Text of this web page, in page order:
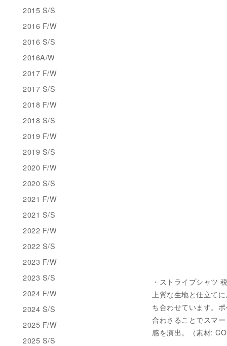
・ストライプシャツ
上質な生地と仕立て
ち合わせています。
合わさることでスマ
感を演出。（素材:
2015 S/S
2016 F/W
2016 S/S
2016A/W
2017 F/W
2017 S/S
2018 F/W
2018 S/S
2019 F/W
2019 S/S
2020 F/W
2020 S/S
2021 F/W
2021 S/S
2022 F/W
2022 S/S
2023 F/W
2023 S/S
2024 F/W
2024 S/S
2025 F/W
2025 S/S